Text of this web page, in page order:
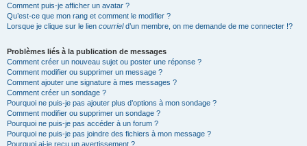
Comment puis-je afficher un avatar ?
Qu’est-ce que mon rang et comment le modifier ?
Lorsque je clique sur le lien courrield’un membre, on me demande de me connecter !?
Problèmes liés à la publication de messages
Comment créer un nouveau sujet ou poster une réponse ?
Comment modifier ou supprimer un message ?
Comment ajouter une signature à mes messages ?
Comment créer un sondage ?
Pourquoi ne puis-je pas ajouter plus d’options à mon sondage ?
Comment modifier ou supprimer un sondage ?
Pourquoi ne puis-je pas accéder à un forum ?
Pourquoi ne puis-je pas joindre des fichiers à mon message ?
Pourquoi ai-je reçu un avertissement ?